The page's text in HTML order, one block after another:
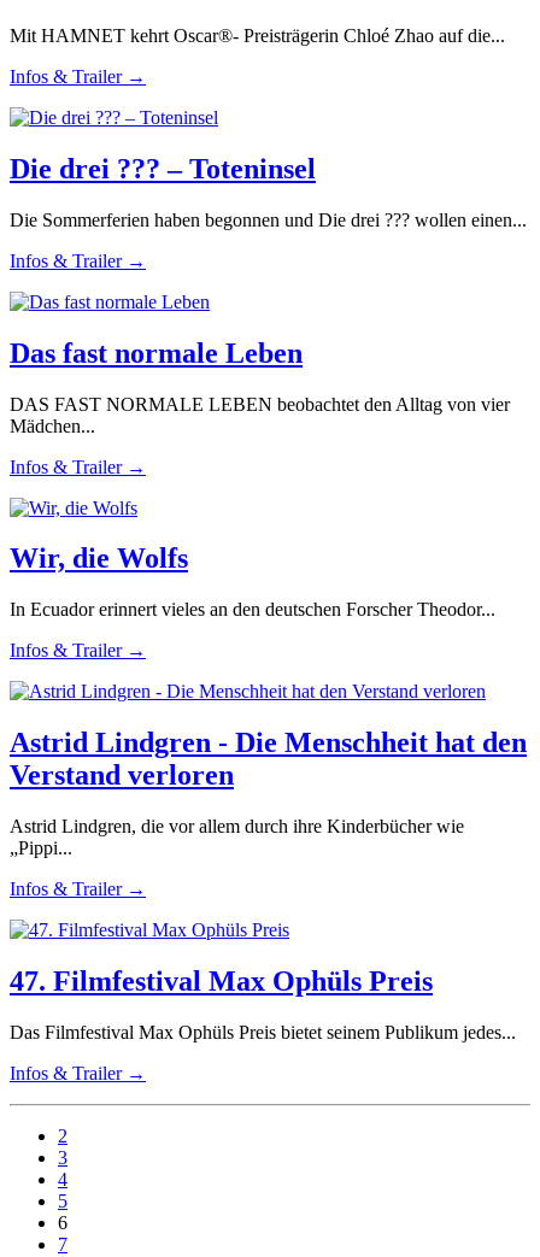
Mit HAMNET kehrt Oscar®- Preisträgerin Chloé Zhao auf die...
Infos & Trailer →
Die drei ??? – Toteninsel
Die Sommerferien haben begonnen und Die drei ??? wollen einen...
Infos & Trailer →
Das fast normale Leben
DAS FAST NORMALE LEBEN beobachtet den Alltag von vier
Mädchen...
Infos & Trailer →
Wir, die Wolfs
In Ecuador erinnert vieles an den deutschen Forscher Theodor...
Infos & Trailer →
Astrid Lindgren - Die Menschheit hat den
Verstand verloren
Astrid Lindgren, die vor allem durch ihre Kinderbücher wie
„Pippi...
Infos & Trailer →
47. Filmfestival Max Ophüls Preis
Das Filmfestival Max Ophüls Preis bietet seinem Publikum jedes...
Infos & Trailer →
2
3
4
5
6
7